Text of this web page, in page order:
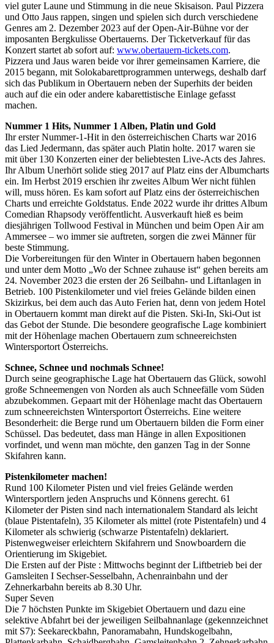
viel guter Laune und Stimmung in die neue Skisaison. Paul Pizzera
und Otto Jaus rappen, singen und spielen sich durch verschiedene
Genres am 2. Dezember 2023 auf der Open-Air-Bühne vor der
imposanten Bergkulisse Obertauerns. Der Ticketverkauf für das
Konzert startet ab sofort auf: www.obertauern-tickets.com.
Pizzera und Jaus waren beide vor ihrer gemeinsamen Karriere, die
2015 begann, mit Solokabarettprogrammen unterwegs, deshalb darf
sich das Publikum in Obertauern neben der Superhits der beiden
auch auf die ein oder andere kabarettistische Einlage gefasst
machen.
Nummer 1 Hits, Nummer 1 Alben, Platin und Gold
Ihr erster Nummer-1-Hit in den österreichischen Charts war 2016
das Lied Jedermann, das später auch Platin holte. 2017 waren sie
mit über 130 Konzerten einer der beliebtesten Live-Acts des Jahres.
Ihr Album Unerhört solide stieg 2017 auf Platz eins der Albumcharts
ein. Im Herbst 2019 erschien ihr zweites Album Wer nicht fühlen
will, muss hören. Es kam sofort auf Platz eins der österreichischen
Charts und erreichte Goldstatus. Ende 2022 wurde ihr drittes Album
Comedian Rhapsody veröffentlicht. Ausverkauft hieß es beim
diesjährigen Tollwood Festival in München und beim Open Air am
Ammersee – wo immer sie auftreten, sorgen die zwei Männer für
beste Stimmung.
Die Vorbereitungen für den Winter in Obertauern haben begonnen
und unter dem Motto „Wo der Schnee zuhause ist“ gehen bereits am
24. November 2023 die ersten der 26 Seilbahn- und Liftanlagen in
Betrieb. 100 Pistenkilometer und viel freies Gelände bilden einen
Skizirkus, bei dem auch das Auto Ferien hat, denn von jedem Hotel
in Obertauern kommt man direkt auf die Pisten. Ski-In, Ski-Out ist
das Gebot der Stunde. Die besondere geografische Lage kombiniert
mit der Höhenlage machen Obertauern zum schneereichsten
Wintersportort Österreichs.
Schnee, Schnee und nochmals Schnee!
Durch seine geographische Lage hat Obertauern das Glück, sowohl
große Schneemengen von Norden als auch Schneefälle vom Süden
abzubekommen. Gepaart mit der Höhenlage macht das Obertauern
zum schneereichsten Wintersportort Österreichs. Eine weitere
Besonderheit: die Berge rund um Obertauern bilden die Form einer
Schüssel. Das bedeutet, dass man Hänge in allen Expositionen
vorfindet, und wenn man möchte, den ganzen Tag in der Sonne
Skifahren kann.
Pistenkilometer machen!
Rund 100 Kilometer Pisten und viel freies Gelände werden
Wintersportlern jeden Anspruchs und Könnens gerecht. 61
Kilometer der Pisten sind nach internationalem Standard als leicht
(blaue Pistentafeln), 35 Kilometer als mittel (rote Pistentafeln) und 4
Kilometer als schwierig (schwarze Pistentafeln) deklariert.
Pistenwegweiser erleichtern Skifahrern und Snowboardern die
Orientierung im Skigebiet.
Die Ersten auf der Piste : Mittwochs beginnt der Liftbetrieb bei der
Gamsleiten I Sechser-Sesselbahn, Achenrainbahn und der
Zehnerkarbahn bereits ab 8.30 Uhr.
Super Seven
Die 7 höchsten Punkte im Skigebiet Obertauern und dazu eine
selektive Abfahrt bei der jeweiligen Seilbahnanlage (gekennzeichnet
mit S7): Seekareckbahn, Panoramabahn, Hundskogelbahn,